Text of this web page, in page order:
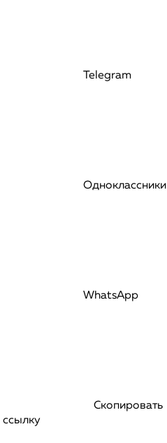
Telegram
Одноклассники
WhatsApp
Скопировать
ссылку